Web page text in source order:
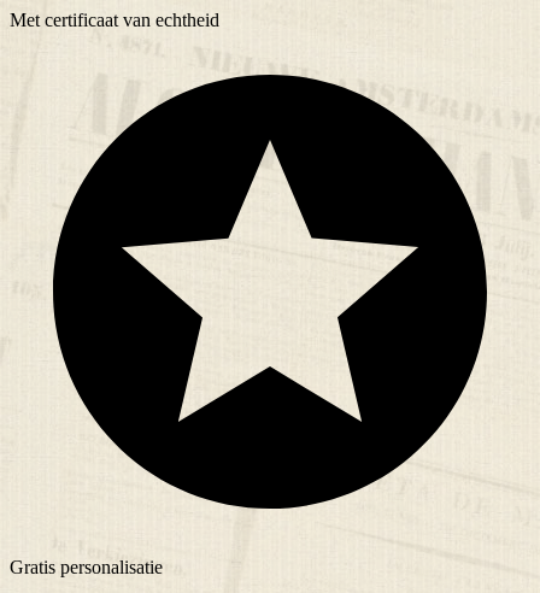
Met certificaat van echtheid
Gratis personalisatie